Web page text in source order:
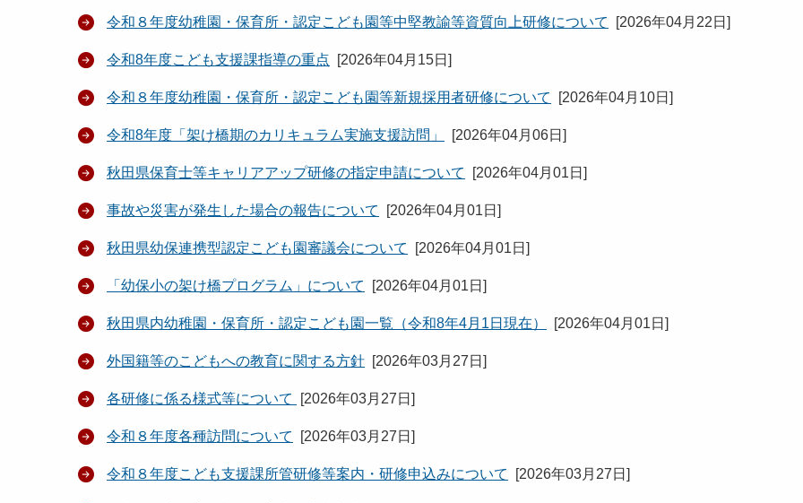
令和８年度幼稚園・保育所・認定こども園等中堅教諭等資質向上研修について [2026年04月22日 ]
令和8年度こども支援課指導の重点 [2026年04月15日 ]
令和８年度幼稚園・保育所・認定こども園等新規採用者研修について [2026年04月10日 ]
令和8年度「架け橋期のカリキュラム実施支援訪問」 [2026年04月06日 ]
秋田県保育士等キャリアアップ研修の指定申請について [2026年04月01日 ]
事故や災害が発生した場合の報告について [2026年04月01日 ]
秋田県幼保連携型認定こども園審議会について [2026年04月01日 ]
「幼保小の架け橋プログラム」について [2026年04月01日 ]
秋田県内幼稚園・保育所・認定こども園一覧（令和8年4月1日現在） [2026年04月01日 ]
外国籍等のこどもへの教育に関する方針 [2026年03月27日 ]
各研修に係る様式等について [2026年03月27日 ]
令和８年度各種訪問について [2026年03月27日 ]
令和８年度こども支援課所管研修等案内・研修申込みについて [2026年03月27日 ]